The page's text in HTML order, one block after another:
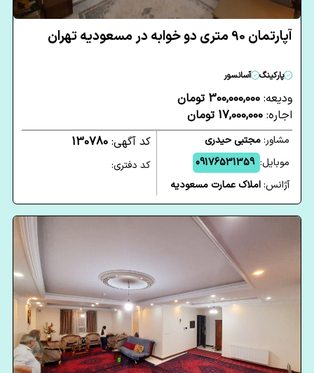
آپارتمان 90 متری دو خوابه در مسعودیه تهران
پارکینگ آسانسور
ودیعه: 300,000,000 تومان
اجاره: 17,000,000 تومان
مشاور:مجتبی حیدری
موبایل: 09176531359
آژانس:املاک عمارت مسعودیه
کد آگهی: 130780
کد دفتری: